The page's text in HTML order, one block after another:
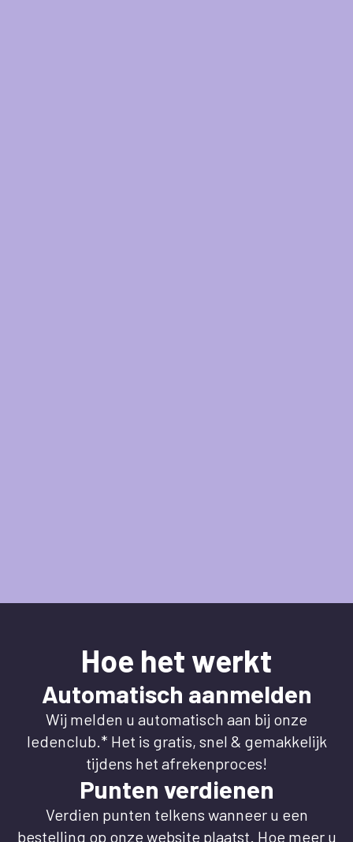
Hoe het werkt
Automatisch aanmelden
Wij melden u automatisch aan bij onze
ledenclub.* Het is gratis, snel & gemakkelijk
tijdens het afrekenproces!
Punten verdienen
Verdien punten telkens wanneer u een
bestelling op onze website plaatst. Hoe meer u